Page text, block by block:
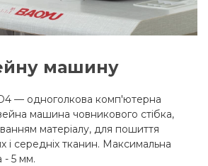
машину
— одноголкова комп'ютерна
машина човникового стібка,
матеріалу, для пошиття
і середніх тканин. Максимальна
- 5 мм.